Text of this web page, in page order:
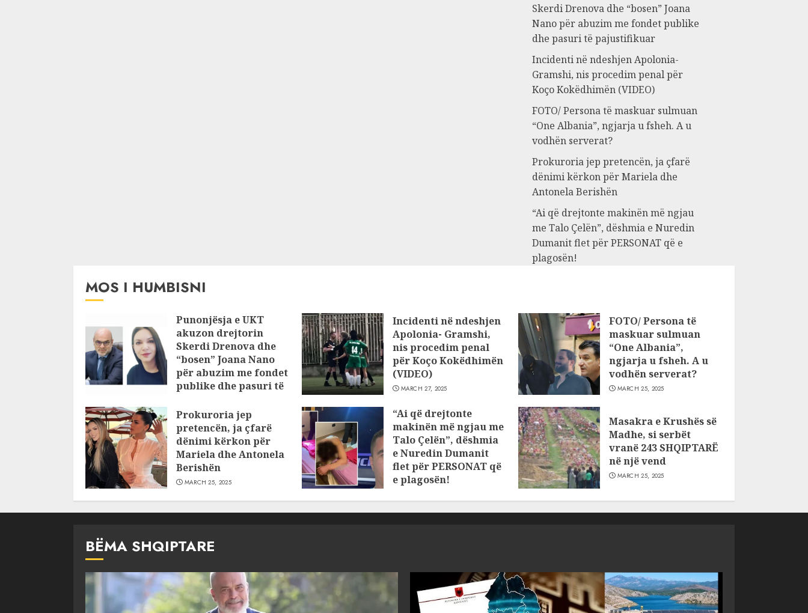
Skerdi Drenova dhe “bosen” Joana
Nano për abuzim me fondet publike
dhe pasuri të pajustifikuar
Incidenti në ndeshjen Apolonia-
Gramshi, nis procedim penal për
Koço Kokëdhimën (VIDEO)
FOTO/ Persona të maskuar sulmuan
“One Albania”, ngjarja u fsheh. A u
vodhën serverat?
Prokuroria jep pretencën, ja çfarë
dënimi kërkon për Mariela dhe
Antonela Berishën
“Ai që drejtonte makinën më ngjau
me Talo Çelën”, dëshmia e Nuredin
Dumanit flet për PERSONAT që e
plagosën!
MOS I HUMBISNI
Punonjësja e UKT
akuzon drejtorin
Skerdi Drenova dhe
“bosen” Joana Nano
për abuzim me fondet
publike dhe pasuri të
JULY 24, 2025
Incidenti në ndeshjen
Apolonia- Gramshi,
nis procedim penal
për Koço Kokëdhimën
(VIDEO)
MARCH 27, 2025
FOTO/ Persona të
maskuar sulmuan
“One Albania”,
ngjarja u fsheh. A u
vodhën serverat?
MARCH 25, 2025
Prokuroria jep
pretencën, ja çfarë
dënimi kërkon për
Mariela dhe Antonela
Berishën
MARCH 25, 2025
“Ai që drejtonte
makinën më ngjau me
Talo Çelën”, dëshmia
e Nuredin Dumanit
flet për PERSONAT që
e plagosën!
Masakra e Krushës së
Madhe, si serbët
vranë 243 SHQIPTARË
në një vend
MARCH 25, 2025
BËMA SHQIPTARE